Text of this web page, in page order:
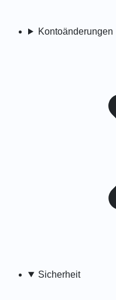
Kontoänderungen
Sicherheit